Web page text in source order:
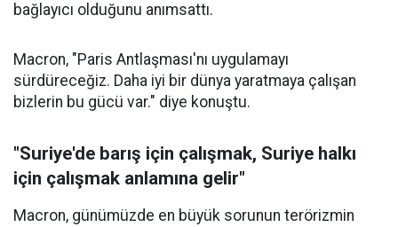
bağlayıcı olduğunu anımsattı.
Macron, "Paris Antlaşması'nı uygulamayı
sürdüreceğiz. Daha iyi bir dünya yaratmaya çalışan
bizlerin bu gücü var." diye konuştu.
"Suriye'de barış için çalışmak, Suriye halkı
için çalışmak anlamına gelir"
Macron, günümüzde en büyük sorunun terörizmin